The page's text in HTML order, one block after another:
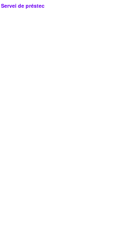
Servei de préstec